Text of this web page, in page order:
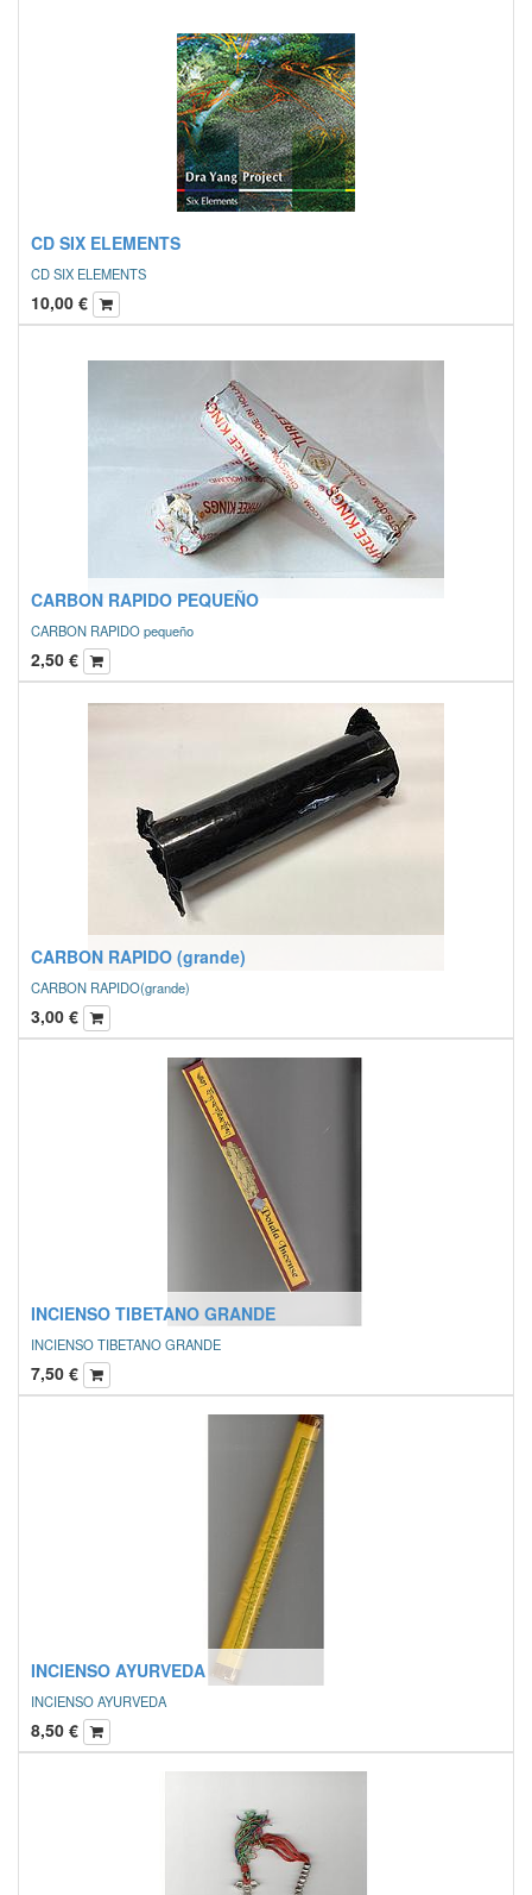
CD SIX ELEMENTS
CD SIX ELEMENTS
10,00 €
CARBON RAPIDO PEQUEÑO
CARBON RAPIDO pequeño
2,50 €
CARBON RAPIDO (grande)
CARBON RAPIDO(grande)
3,00 €
INCIENSO TIBETANO GRANDE
INCIENSO TIBETANO GRANDE
7,50 €
INCIENSO AYURVEDA
INCIENSO AYURVEDA
8,50 €